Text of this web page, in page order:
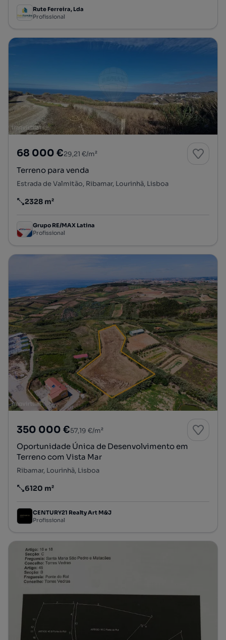
Rute Ferreira, Lda
Profissional
68 000 €29,21 €/m²
Terreno para venda
Estrada de Valmitão, Ribamar, Lourinhã, Lisboa
Preço por metro quadrado
2328 m²
Grupo RE/MAX Latina
Profissional
350 000 €57,19 €/m²
Oportunidade Única de Desenvolvimento em
Terreno com Vista Mar
Ribamar, Lourinhã, Lisboa
Preço por metro quadrado
6120 m²
CENTURY21 Realty Art M&J
Profissional